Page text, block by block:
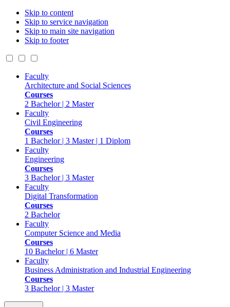
Skip to content
Skip to service navigation
Skip to main site navigation
Skip to footer
Faculty
Architecture and Social Sciences
Courses
2 Bachelor | 2 Master
Faculty
Civil Engineering
Courses
1 Bachelor | 3 Master | 1 Diplom
Faculty
Engineering
Courses
3 Bachelor | 3 Master
Faculty
Digital Transformation
Courses
2 Bachelor
Faculty
Computer Science and Media
Courses
10 Bachelor | 6 Master
Faculty
Business Administration and Industrial Engineering
Courses
3 Bachelor | 3 Master